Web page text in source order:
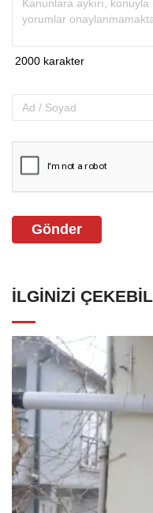
Gönder
İLGINIZI